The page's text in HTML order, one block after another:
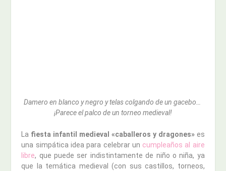
Damero en blanco y negro y telas colgando de un gacebo…
¡Parece el palco de un torneo medieval!
La fiesta infantil medieval «caballeros y dragones» es
una simpática idea para celebrar un cumpleaños al aire
libre, que puede ser indistintamente de niño o niña, ya
que la temática medieval (con sus castillos, torneos,